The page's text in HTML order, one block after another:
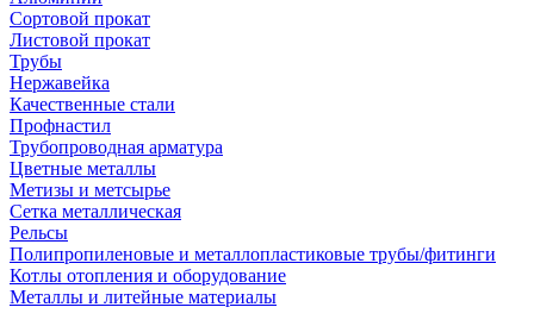
Сортовой прокат
Листовой прокат
Трубы
Нержавейка
Качественные стали
Профнастил
Трубопроводная арматура
Цветные металлы
Метизы и метсырье
Сетка металлическая
Рельсы
Полипропиленовые и металлопластиковые трубы/фитинги
Котлы отопления и оборудование
Металлы и литейные материалы